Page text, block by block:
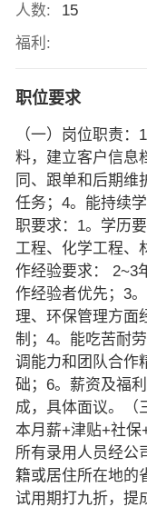
人数:
15
福利:
职位要求
（一）岗位职责
料，建立客户信息
同、跟单和后期维
任务；4。能持续
职要求：1。学历
工程、化学工程、
作经验要求： 2~3
作经验者优先；3
理、环保管理方面
制；4。能吃苦耐
调能力和团队合作
础；6。薪资及福
成，具体面议。（
本月薪+津贴+社保
所有录用人员经公
籍或居住所在地的
试用期打九折，提